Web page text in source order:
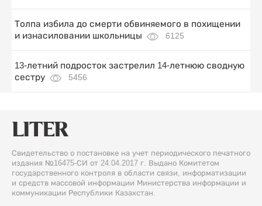
Толпа избила до смерти обвиняемого в похищении
и изнасиловании школьницы
6125
13-летний подросток застрелил 14-летнюю сводную
сестру
5456
Свидетельство о постановке на учет периодического печатного
издания №16475-СИ от 24.04.2017 г. Выдано Комитетом
государственного контроля в области связи, информатизации
и средств массовой информации Министерства информации и
коммуникации Республики Казахстан.